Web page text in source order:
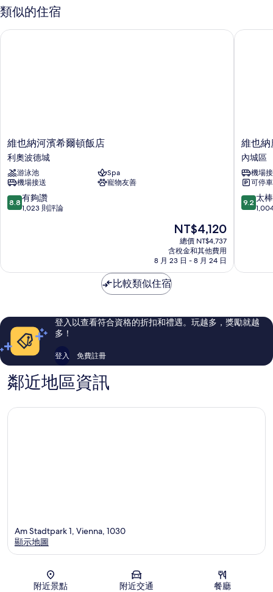
(Extra
Bed)
房,
2
單
類似的住宿
維
也
納
河
濱
希
爾
波
維也納河濱希爾頓飯店
利奧波德城
游泳池
Spa
機場接送
寵物友善
8.8
分，
夠
評
論
8.8 有夠讚
1,023 則評論
現
在
價
格
為
NT$4,120
總價 NT$4,737
含稅金和其他費用
8 月 23 日 - 8 月 24 日
維也納河濱希爾頓飯店
維
也
納
廣
場
希
爾
區
維也納
內城區
機場
可停車
9.2
分，
棒
評
論
9.2 太
維也納
比較類似住宿
登入以查看符合資格的折扣和禮遇。玩越多，獎勵就越
多！
登入 免費註冊
鄰近地區資訊
地圖
Am Stadtpark 1, Vienna, 1030
顯示地圖
附近景點 附近交通 餐廳